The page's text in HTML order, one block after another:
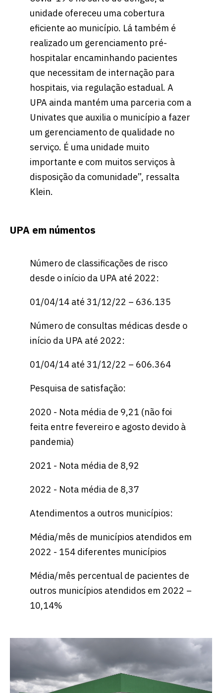
unidade ofereceu uma cobertura
eficiente ao município. Lá também é
realizado um gerenciamento pré-
hospitalar encaminhando pacientes
que necessitam de internação para
hospitais, via regulação estadual. A
UPA ainda mantém uma parceria com a
Univates que auxilia o município a fazer
um gerenciamento de qualidade no
serviço. É uma unidade muito
importante e com muitos serviços à
disposição da comunidade”, ressalta
Klein.
UPA em númentos
Número de classificações de risco
desde o início da UPA até 2022:
01/04/14 até 31/12/22 – 636.135
Número de consultas médicas desde o
início da UPA até 2022:
01/04/14 até 31/12/22 – 606.364
Pesquisa de satisfação:
2020 - Nota média de 9,21 (não foi
feita entre fevereiro e agosto devido à
pandemia)
2021 - Nota média de 8,92
2022 - Nota média de 8,37
Atendimentos a outros municípios:
Média/mês de municípios atendidos em
2022 - 154 diferentes municípios
Média/mês percentual de pacientes de
outros municípios atendidos em 2022 –
10,14%